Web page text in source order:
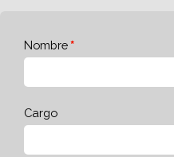
Nombre
Cargo